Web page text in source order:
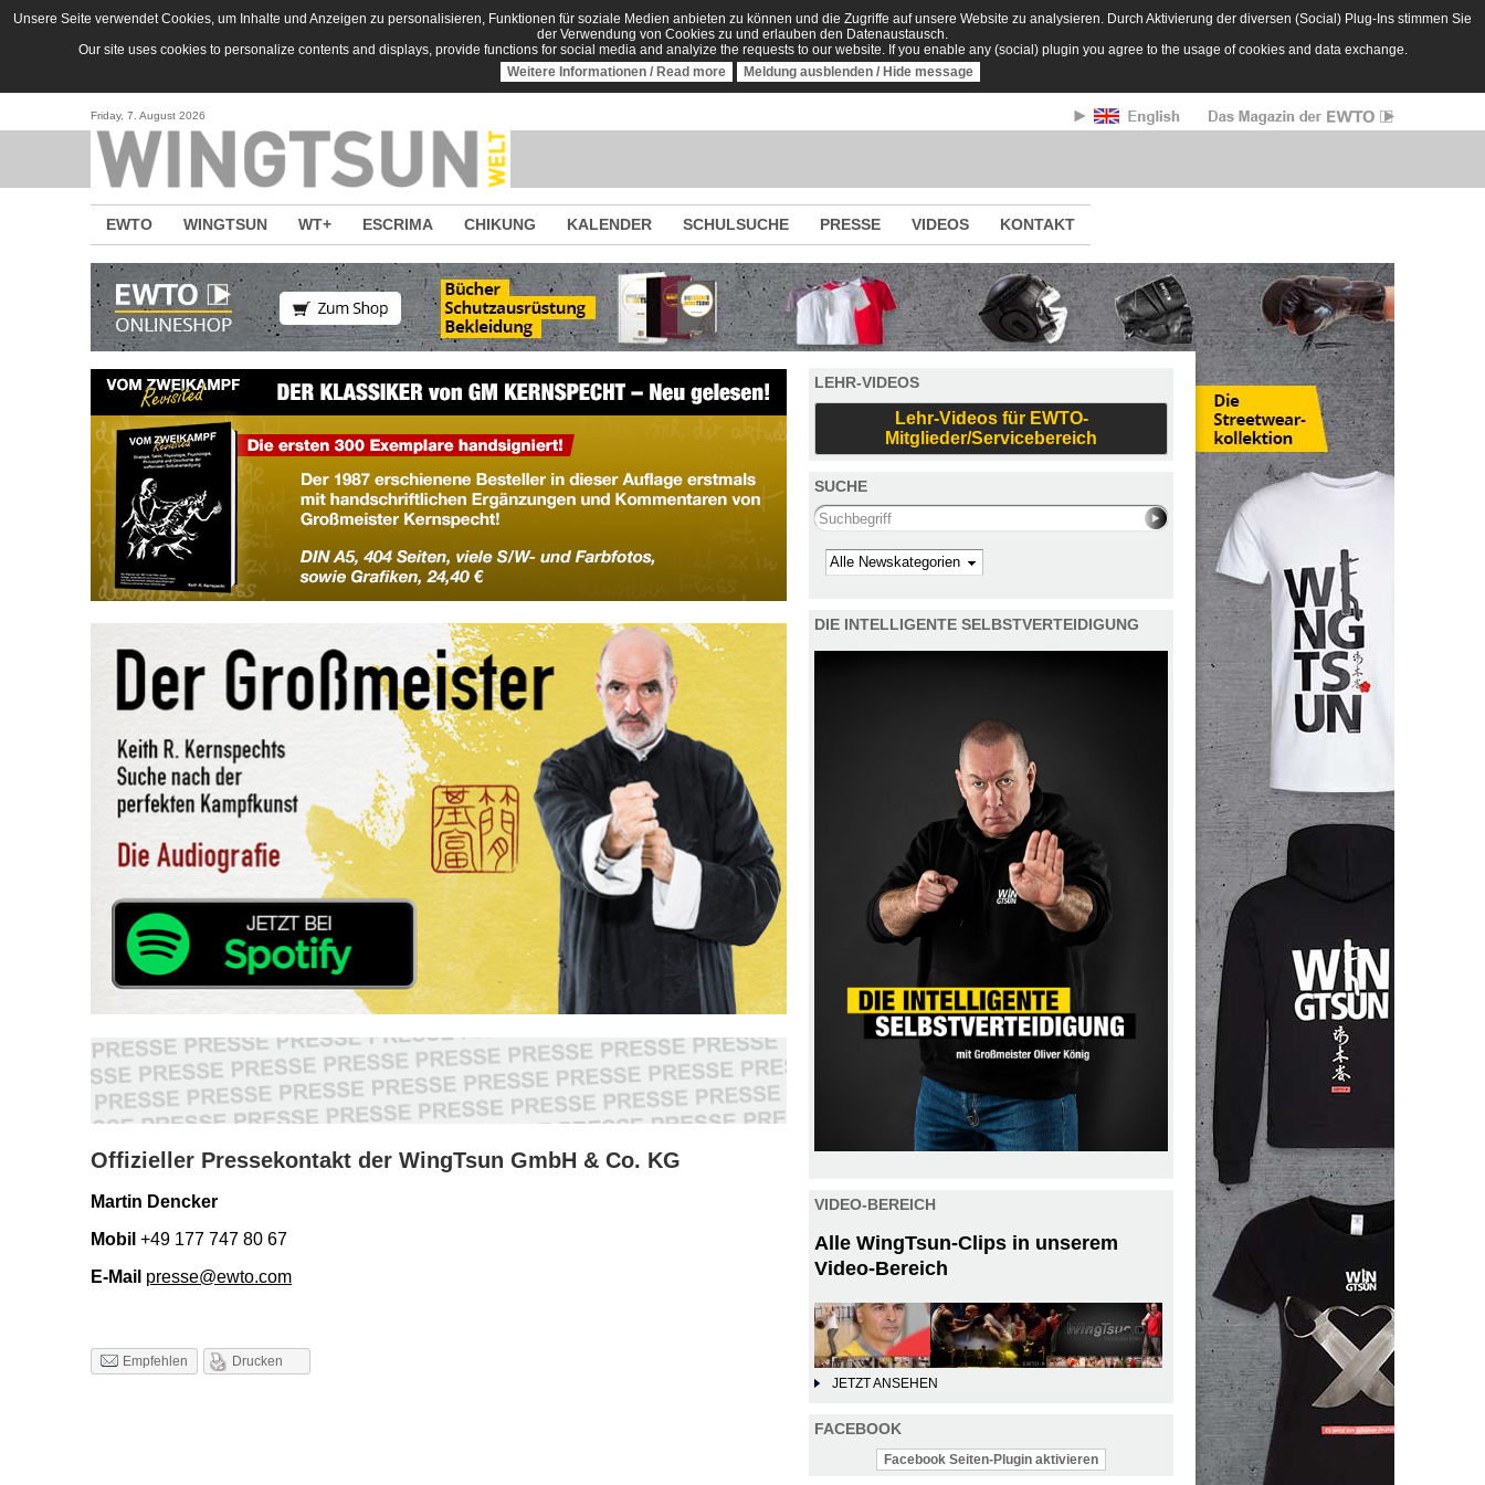
Direkt zum Inhalt
Unsere Seite verwendet Cookies, um Inhalte und Anzeigen zu personalisieren, Funktionen für soziale Medien anbieten zu können und die Zugriffe auf unsere Website zu analysieren. Durch Aktivierung der diversen (Social) Plug-Ins stimmen Sie
der Verwendung von Cookies zu und erlauben den Datenaustausch.
Our site uses cookies to personalize contents and displays, provide functions for social media and analyize the requests to our website. If you enable any (social) plugin you agree to the usage of cookies and data exchange.
Weitere Informationen / Read more
Meldung ausblenden / Hide message
Friday, 7. August 2026
EWTO WINGTSUN WT+ ESCRIMA CHIKUNG KALENDER SCHULSUCHE PRESSE VIDEOS KONTAKT
Offizieller Pressekontakt der WingTsun GmbH & Co. KG
Martin Dencker
Mobil +49 177 747 80 67
E-Mail presse@ewto.com
Empfehlen Drucken
LEHR-VIDEOS
Lehr-Videos für EWTO-
Mitglieder/Servicebereich
SUCHE
Search this site
Kategorie
DIE INTELLIGENTE SELBSTVERTEIDIGUNG
VIDEO-BEREICH
Alle WingTsun-Clips in unserem
Video-Bereich
JETZT ANSEHEN
FACEBOOK
Facebook Seiten-Plugin aktivieren